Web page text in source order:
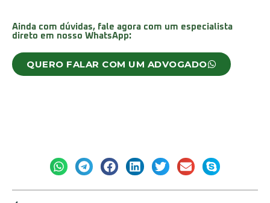
Ainda com dúvidas, fale agora com um especialista
direto em nosso WhatsApp:
QUERO FALAR COM UM ADVOGADO